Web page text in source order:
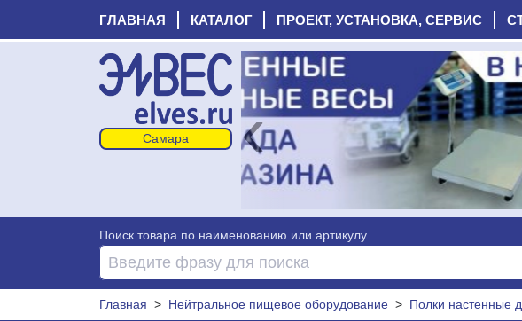
ГЛАВНАЯ КАТАЛОГ ПРОЕКТ, УСТАНОВКА, СЕРВИС
‹
Поиск товара по наименованию или артикулу
Главная > Нейтральное пищевое оборудование > Полки настенные